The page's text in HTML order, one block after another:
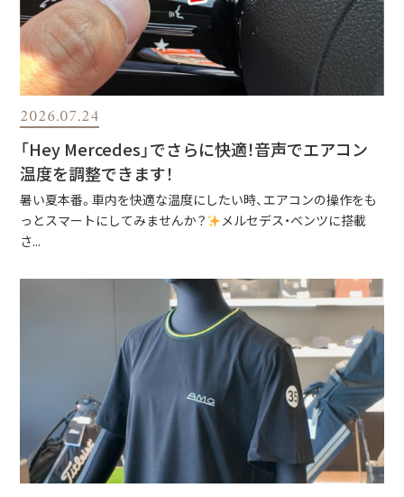
2026.07.24
「Hey Mercedes」でさらに快適！音声でエアコン
温度を調整できます！
暑い夏本番。車内を快適な温度にしたい時、エアコンの操作をも
っとスマートにしてみませんか？
メルセデス・ベンツに搭載
さ...